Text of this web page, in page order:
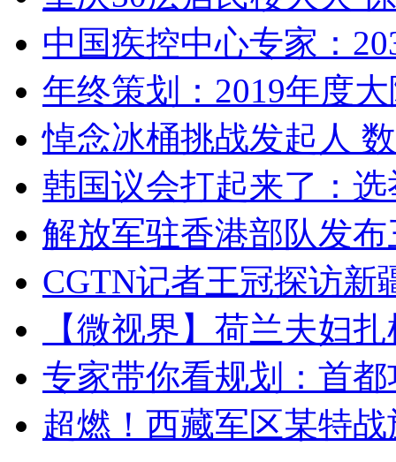
中国疾控中心专家：
年终策划：2019年度
悼念冰桶挑战发起人
韩国议会打起来了：
解放军驻香港部队发
CGTN记者王冠探访新
【微视界】荷兰夫妇
专家带你看规划：首
超燃！西藏军区某特